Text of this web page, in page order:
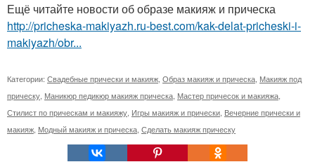
Ещё читайте новости об образе макияж и прическа
http://pricheska-makiyazh.ru-best.com/kak-delat-pricheski-i-
makiyazh/obr...
Категории: Свадебные прически и макияж, Образ макияж и прическа, Макияж под
прическу, Маникюр педикюр макияж прическа, Мастер причесок и макияжа,
Стилист по прическам и макияжу, Игры макияж и прически, Вечерние прически и
макияж, Модный макияж и прическа, Сделать макияж прическу